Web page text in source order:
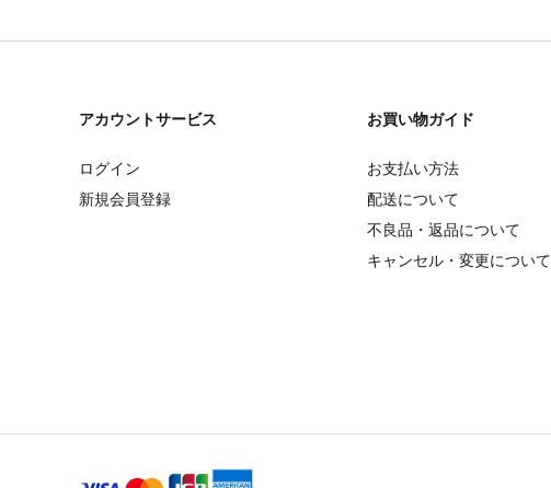
アカウントサービス
ログイン
新規会員登録
お買い物ガイド
お支払い方法
配送について
不良品・返品について
キャンセル・変更について